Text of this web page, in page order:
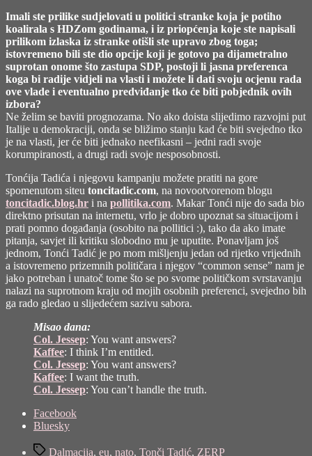
Imali ste prilike sudjelovati u politici stranke koja je potiho
koalirala s HDZom godinama, i iz priopćenja koje ste napisali
prilikom izlaska iz stranke otišli ste upravo zbog toga;
istovremeno bili ste dio opcije koji je gotovo pa dijametralno
suprotan onome što zastupa SDP, postoji li jasna preferenca
koga bi radije vidjeli na vlasti i možete li dati svoju ocjenu rada
ove vlade i eventualno predviđanje tko će biti pobjednik ovih
izbora?
Ne želim se baviti prognozama. No ako doista slijedimo razvojni put
Italije u demokraciji, onda se bližimo stanju kad će biti svejedno tko
je na vlasti, jer će biti jednako neefikasni – jedni radi svoje
korumpiranosti, a drugi radi svoje nesposobnosti.
Tonćija Tadića i njegovu kampanju možete pratiti na gore
spomenutom siteu toncitadic.com, na novootvorenom blogu
toncitadic.blog.hr i na pollitika.com. Makar Tonći nije do sada bio
direktno prisutan na internetu, vrlo je dobro upoznat sa situacijom i
prati pomno događanja (osobito na pollitici :), tako da ako imate
pitanja, savjet ili kritiku slobodno mu je uputite. Ponavljam još
jednom, Tonći Tadić je po mom mišljenju jedan od rijetko vrijednih
a istovremeno prizemnih političara i njegov “common sense” nam je
jako potreban i unatoč tome što se po svome političkom svrstavanju
nalazi na suprotnom kraju od mojih osobnih preferenci, svejedno bih
ga rado gledao u slijedećem sazivu sabora.
Misao dana:
Col. Jessep: You want answers?
Kaffee: I think I’m entitled.
Col. Jessep: You want answers?
Kaffee: I want the truth.
Col. Jessep: You can’t handle the truth.
Share
"Tonći
Facebook
Bluesky
TagsDalmacija, eu, nato, Tonči Tadić, ZERP